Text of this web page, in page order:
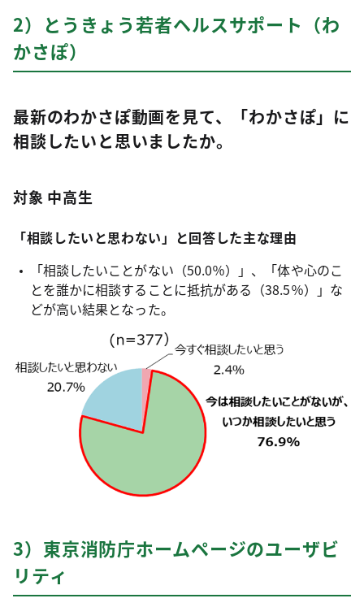
2）とうきょう若者ヘルスサポート（わ
かさぽ）
最新のわかさぽ動画を見て、「わかさぽ」に
相談したいと思いましたか。
対象 中高生
「相談したいと思わない」と回答した主な理由
「相談したいことがない（50.0％）」、「体や心のこ
とを誰かに相談することに抵抗がある（38.5％）」な
どが高い結果となった。
3）東京消防庁ホームページのユーザビ
リティ